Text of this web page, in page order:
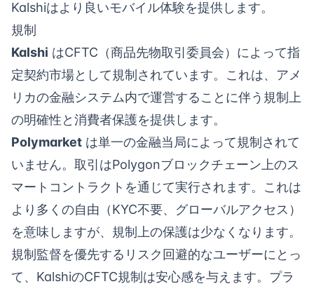
Kalshiはより良いモバイル体験を提供します。
規制
Kalshi はCFTC（商品先物取引委員会）によって指
定契約市場として規制されています。これは、アメ
リカの金融システム内で運営することに伴う規制上
の明確性と消費者保護を提供します。
Polymarket は単一の金融当局によって規制されて
いません。取引はPolygonブロックチェーン上のス
マートコントラクトを通じて実行されます。これは
より多くの自由（KYC不要、グローバルアクセス）
を意味しますが、規制上の保護は少なくなります。
規制監督を優先するリスク回避的なユーザーにとっ
て、KalshiのCFTC規制は安心感を与えます。プラ